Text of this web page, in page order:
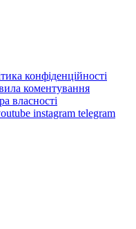
конфіденційності
коментування
власності
instagram telegram